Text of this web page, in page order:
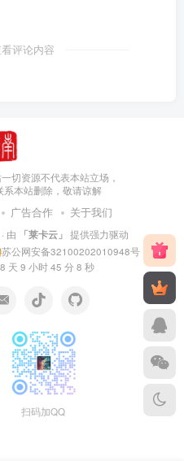
评论内容
切资源不代表本站立场，
系本站删除，敬请谅解
广告合作 关于我们
· 由 「莱卡云」 提供强力驱动
苏公网安备32100202010948号
天 9 小时45 分 9 秒
扫码加QQ